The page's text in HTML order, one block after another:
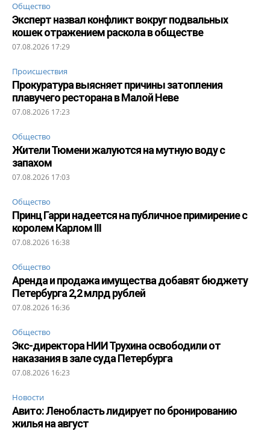
Общество
Эксперт назвал конфликт вокруг подвальных
кошек отражением раскола в обществе
07.08.2026 17:29
Происшествия
Прокуратура выясняет причины затопления
плавучего ресторана в Малой Неве
07.08.2026 17:23
Общество
Жители Тюмени жалуются на мутную воду с
запахом
07.08.2026 17:03
Общество
Принц Гарри надеется на публичное примирение с
королем Карлом III
07.08.2026 16:38
Общество
Аренда и продажа имущества добавят бюджету
Петербурга 2,2 млрд рублей
07.08.2026 16:36
Общество
Экс-директора НИИ Трухина освободили от
наказания в зале суда Петербурга
07.08.2026 16:23
Новости
Авито: Ленобласть лидирует по бронированию
жилья на август